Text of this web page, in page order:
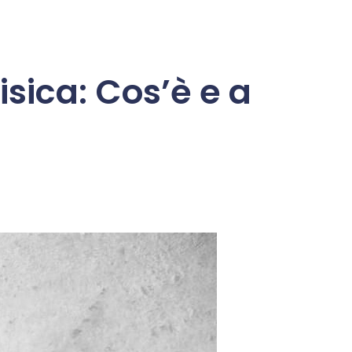
Cos’è e a